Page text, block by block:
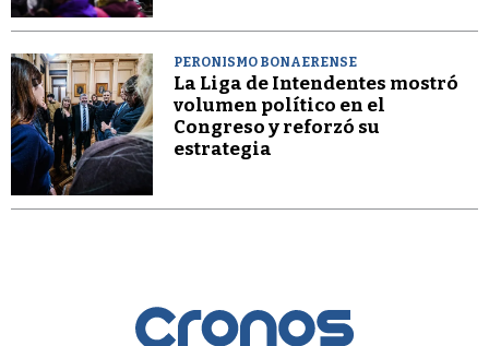
PERONISMO BONAERENSE
La Liga de Intendentes mostró
volumen político en el
Congreso y reforzó su
estrategia